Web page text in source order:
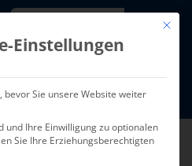
I Termine
Mit
Einstellungen
Sie unsere Website weiter
und Ihre Einwilligung zu optionalen
Sie Ihre Erziehungsberechtigten